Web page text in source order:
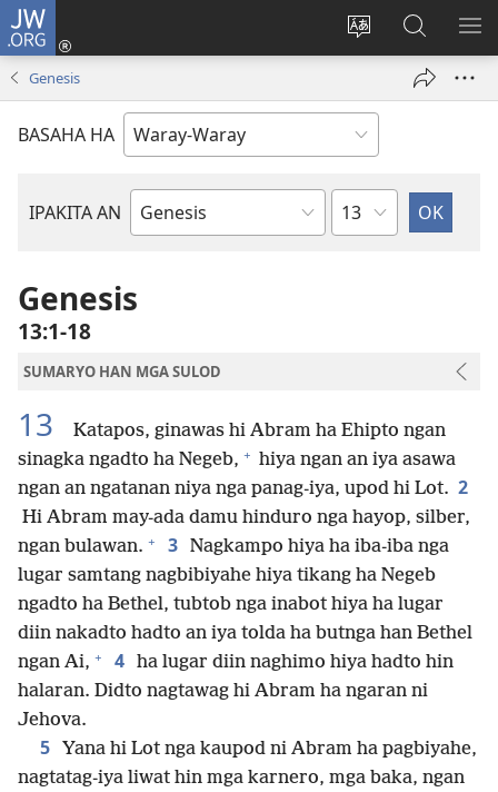
JW.ORG
Balyui
yinaknan
an
site
Pag-
log
new
Pamiling
ha
JW.ORG
Genesis
BASAHA HA
IPAKITA AN
Libro
Kapitulo
Genesis
13:1-18
SUMARYO HAN MGA SULOD
13
Katapos, ginawas hi Abram ha Ehipto ngan
sinagka ngadto ha Negeb, + hiya ngan an iya asawa
ngan an ngatanan niya nga panag-iya, upod hi Lot. 2
Hi Abram may-ada damu hinduro nga hayop, silber,
ngan bulawan. + 3 Nagkampo hiya ha iba-iba nga
lugar samtang nagbibiyahe hiya tikang ha Negeb
ngadto ha Bethel, tubtob nga inabot hiya ha lugar
diin nakadto hadto an iya tolda ha butnga han Bethel
ngan Ai, + 4 ha lugar diin naghimo hiya hadto hin
halaran. Didto nagtawag hi Abram ha ngaran ni
Jehova.
5
Yana hi Lot nga kaupod ni Abram ha pagbiyahe,
nagtatag-iya liwat hin mga karnero, mga baka, ngan